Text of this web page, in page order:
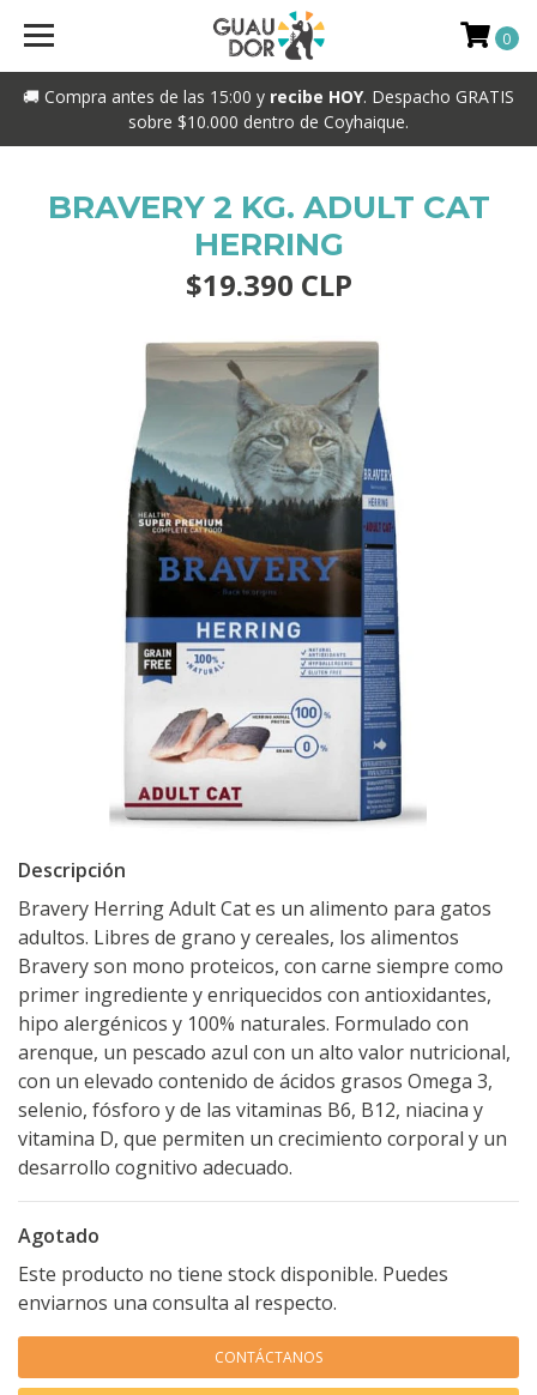
🚚 Compra antes de las 15:00 y recibe HOY. Despacho GRATIS
sobre $10.000 dentro de Coyhaique.
0
BRAVERY 2 KG. ADULT CAT
HERRING
$19.390 CLP
Descripción
Bravery Herring Adult Cat es un alimento para gatos
adultos. Libres de grano y cereales, los alimentos
Bravery son mono proteicos, con carne siempre como
primer ingrediente y enriquecidos con antioxidantes,
hipo alergénicos y 100% naturales. Formulado con
arenque, un pescado azul con un alto valor nutricional,
con un elevado contenido de ácidos grasos Omega 3,
selenio, fósforo y de las vitaminas B6, B12, niacina y
vitamina D, que permiten un crecimiento corporal y un
desarrollo cognitivo adecuado.
Agotado
Este producto no tiene stock disponible. Puedes
enviarnos una consulta al respecto.
CONTÁCTANOS